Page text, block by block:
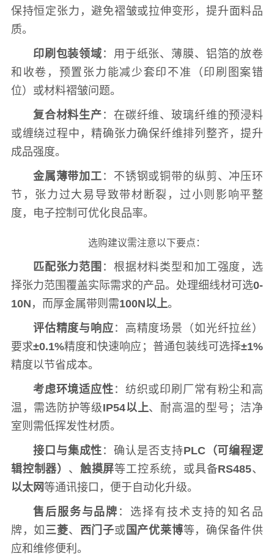
保持恒定张力，避免褶皱或拉伸变形，提升面料品
质。
印刷包装领域 ：用于纸张、薄膜、铝箔的放卷
和收卷，预置张力能减少套印不准（印刷图案错
位）或材料褶皱问题。
复合材料生产 ：在碳纤维、玻璃纤维的预浸料
或缠绕过程中，精确张力确保纤维排列整齐，提升
成品强度。
金属薄带加工 ：不锈钢或铜带的纵剪、冲压环
节，张力过大易导致带材断裂，过小则影响平整
度，电子控制可优化良品率。
选购建议需注意以下要点：
匹配张力范围 ：根据材料类型和加工强度，选
择张力范围覆盖实际需求的产品。处理细线材可选0-
10N ，而厚金属带则需100N以上。
评估精度与响应 ：高精度场景（如光纤拉丝）
要求±0.1%精度和快速响应；普通包装线可选择±1%
精度以节省成本。
考虑环境适应性 ：纺织或印刷厂常有粉尘和高
温，需选防护等级IP54以上、耐高温的型号；洁净
室则需低挥发性材质。
接口与集成性 ：确认是否支持PLC（可编程逻
辑控制器） 、 触摸屏等工控系统，或具备RS485、
以太网等通讯接口，便于自动化升级。
售后服务与品牌 ：选择有技术支持的知名品
牌，如 三菱、 西门子或 国产优莱博等，确保备件供
应和维修便利。